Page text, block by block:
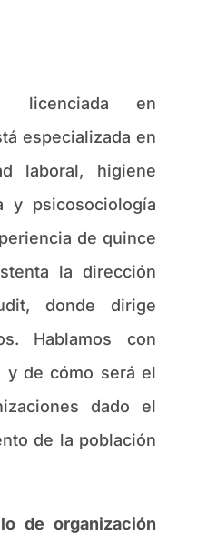
licenciada en
especializada en
laboral, higiene
y psicosociología
de quince
la dirección
donde dirige
Hablamos con
y de cómo será el
dado el
de la población
de organización